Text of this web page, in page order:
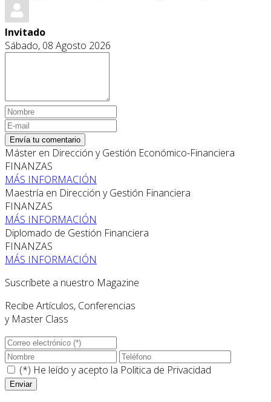
Invitado
Sábado, 08 Agosto 2026
Envía tu comentario
Máster en Dirección y Gestión Económico-Financiera
FINANZAS
MÁS INFORMACIÓN
Maestría en Dirección y Gestión Financiera
FINANZAS
MÁS INFORMACIÓN
Diplomado de Gestión Financiera
FINANZAS
MÁS INFORMACIÓN
Suscríbete a nuestro Magazine
Recibe Artículos, Conferencias
y Master Class
(*) He leído y acepto la Politica de Privacidad